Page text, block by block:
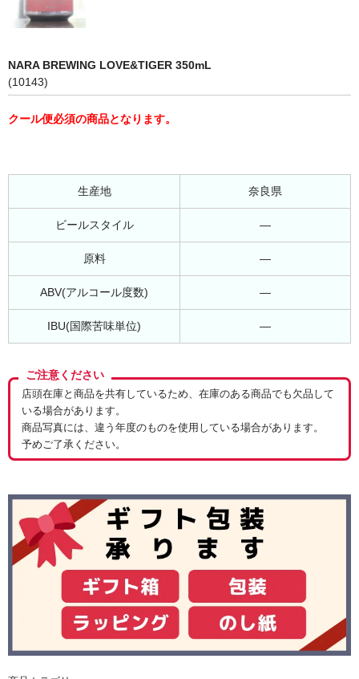
NARA BREWING LOVE&TIGER 350mL
(10143)
クール便必須の商品となります。
生産地 奈良県
ビールスタイル ―
原料 ―
ABV(アルコール度数) ―
IBU(国際苦味単位) ―
ご注意ください
店頭在庫と商品を共有しているため、在庫のある商品でも欠品して
いる場合があります。
商品写真には、違う年度のものを使用している場合があります。
予めご了承ください。